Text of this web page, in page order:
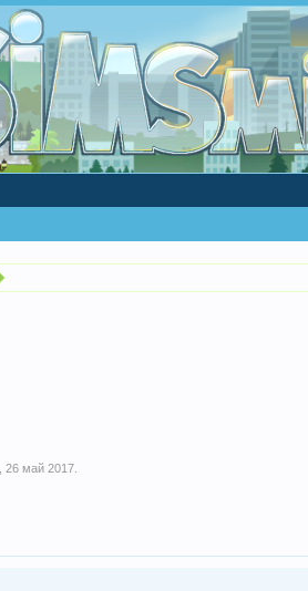
26 май 2017.